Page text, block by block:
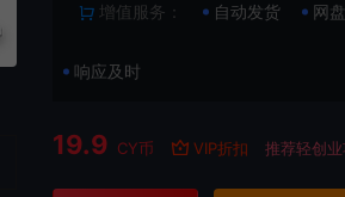
增值服务： 自动发货 网
响应及时
19.9 CY币 VIP折扣 推荐轻创业